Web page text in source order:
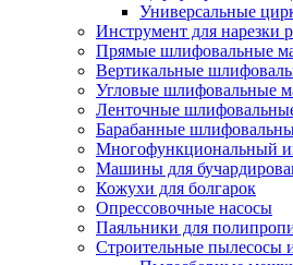
Универсальные
Инструмент для нарезки
Прямые шлифовальные
Вертикальные
Угловые шлифовальные
Ленточные
Барабанные
Многофункциональный
Машины для
Кожухи для болгарок
Опрессовочные насосы
Паяльники для
Строительные пылесосы